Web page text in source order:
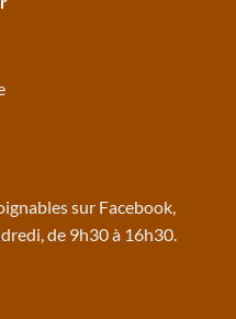
sur Facebook,
de 9h30 à 16h30.